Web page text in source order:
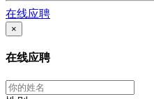
在线应聘
×
在线应聘